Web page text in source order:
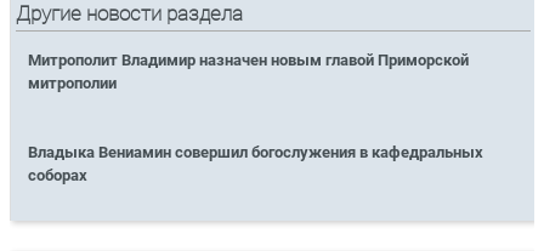
Другие новости раздела
Митрополит Владимир назначен новым главой Приморской
митрополии
Владыка Вениамин совершил богослужения в кафедральных
соборах